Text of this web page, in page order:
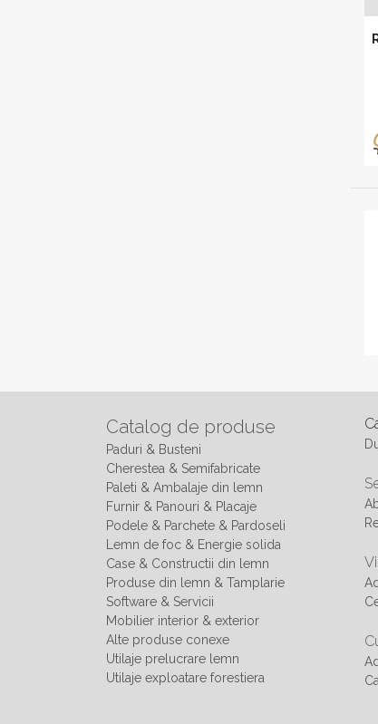
Catalog de produse
Paduri & Busteni
Cherestea & Semifabricate
Paleti & Ambalaje din lemn
Furnir & Panouri & Placaje
Podele & Parchete & Pardoseli
Lemn de foc & Energie solida
Case & Constructii din lemn
Produse din lemn & Tamplarie
Software & Servicii
Mobilier interior & exterior
Alte produse conexe
Utilaje prelucrare lemn
Utilaje exploatare forestiera